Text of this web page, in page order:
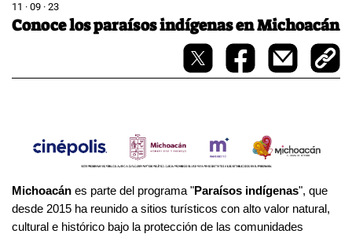
11 · 09 · 23
Conoce los paraísos indígenas en Michoacán
Michoacán es parte del programa "Paraísos indígenas", que
desde 2015 ha reunido a sitios turísticos con alto valor natural,
cultural e histórico bajo la protección de las comunidades